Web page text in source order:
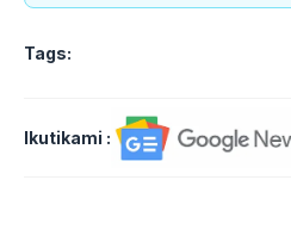
Tags:
Ikutikami :